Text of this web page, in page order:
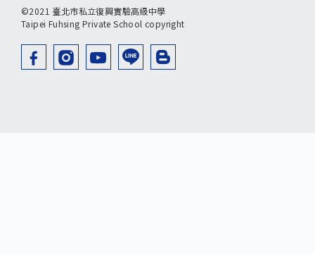
©2021 臺北市私立復興實驗高級中學
Taipei Fuhsing Private School copyright